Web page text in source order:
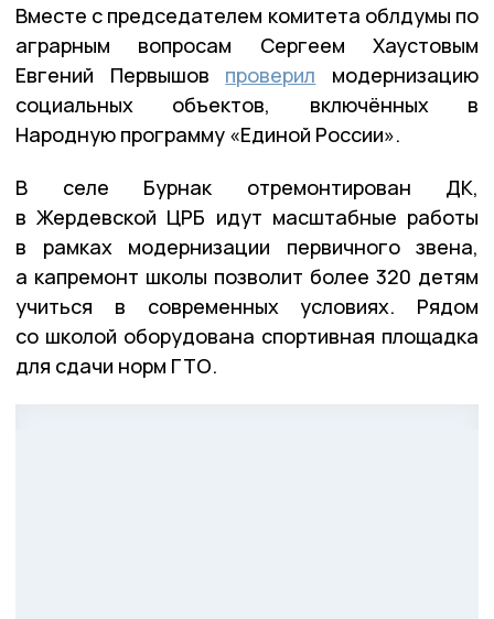
Вместе с председателем комитета облдумы по
аграрным вопросам Сергеем Хаустовым
Евгений Первышов проверил модернизацию
социальных объектов, включённых в
Народную программу «Единой России».
В селе Бурнак отремонтирован ДК,
в Жердевской ЦРБ идут масштабные работы
в рамках модернизации первичного звена,
а капремонт школы позволит более 320 детям
учиться в современных условиях. Рядом
со школой оборудована спортивная площадка
для сдачи норм ГТО.